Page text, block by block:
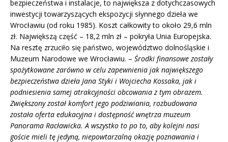
bezpieczeństwa i instalacje, to największa z dotychczasowych
inwestycji towarzyszących ekspozycji słynnego dzieła we
Wrocławiu (od roku 1985). Koszt całkowity to około 29,6 mln
zł. Największą część – 18,2 mln zł – pokryła Unia Europejska.
Na resztę zrzuciło się państwo, województwo dolnośląskie i
Muzeum Narodowe we Wrocławiu. – Środki finansowe zostały
spożytkowane zarówno w celu zapewnienia jak największego
bezpieczeństwa dzieła Jana Styki i Wojciecha Kossaka, jak i
podniesienia samej atrakcyjności obcowania z tym obrazem.
Zwiększony został komfort jego podziwiania, rozbudowana
została oferta edukacyjna i dostępność wnętrza muzeum
Panorama Racławicka. A wszystko to po to, aby kolejni nasi
goście mieli tę jedyną, niepowtarzalną okazję poznawania i